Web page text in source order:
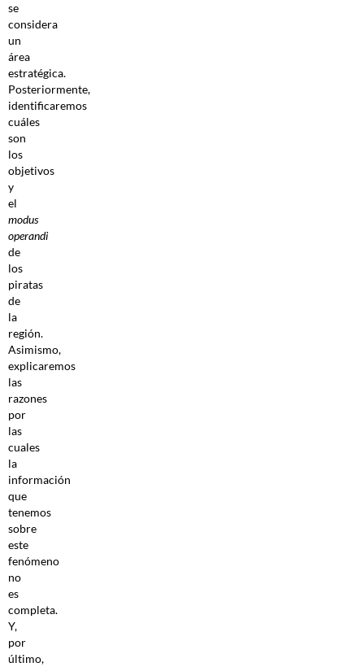
se
considera
un
área
estratégica.
Posteriormente,
identificaremos
cuáles
son
los
objetivos
y
el
modus
operandi
de
los
piratas
de
la
región.
Asimismo,
explicaremos
las
razones
por
las
cuales
la
información
que
tenemos
sobre
este
fenómeno
no
es
completa.
Y,
por
último,